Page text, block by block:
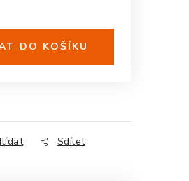
DO KOŠÍKU
Sdílet